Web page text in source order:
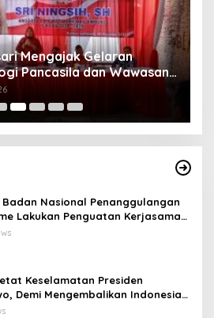
Mengajak Gelaran
Pancasila dan Wawasan
hanya Ceremony namun
Badan Nasional Penanggulangan
Lakukan Penguatan Kerjasama
Besar Nahdlatul Ulama
Keselamatan Presiden
Demi Mengembalikan Indonesia
Macan Asia